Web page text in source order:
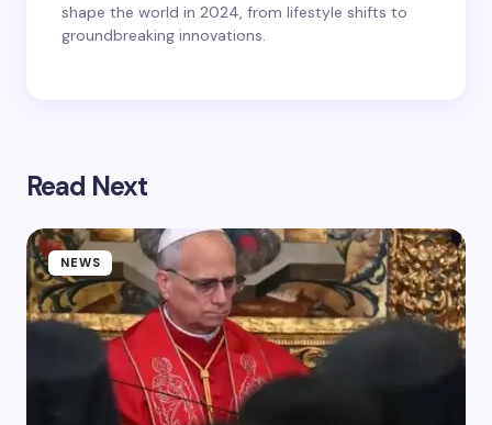
shape the world in 2024, from lifestyle shifts to
groundbreaking innovations.
Read Next
NEWS